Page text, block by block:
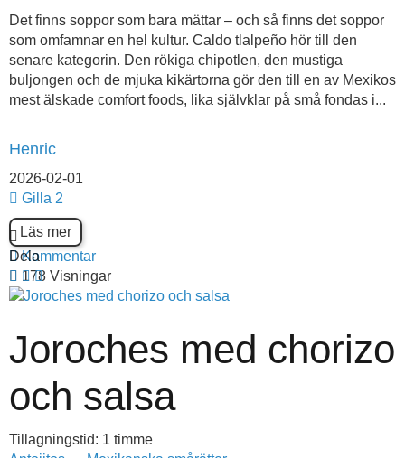
Det finns soppor som bara mättar – och så finns det soppor
som omfamnar en hel kultur. Caldo tlalpeño hör till den
senare kategorin. Den rökiga chipotlen, den mustiga
buljongen och de mjuka kikärtorna gör den till en av Mexikos
mest älskade comfort foods, lika självklar på små fondas i...
Henric
2026-02-01
Gilla 2
Läs mer
Kommentar
178 Visningar
Dela
Joroches med chorizo
och salsa
Tillagningstid: 1 timme